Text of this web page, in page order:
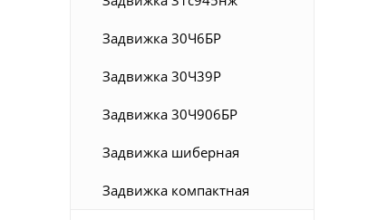
Задвижка 30Ч6БР
Задвижка 30Ч39Р
Задвижка 30Ч906БР
Задвижка шиберная
Задвижка компактная